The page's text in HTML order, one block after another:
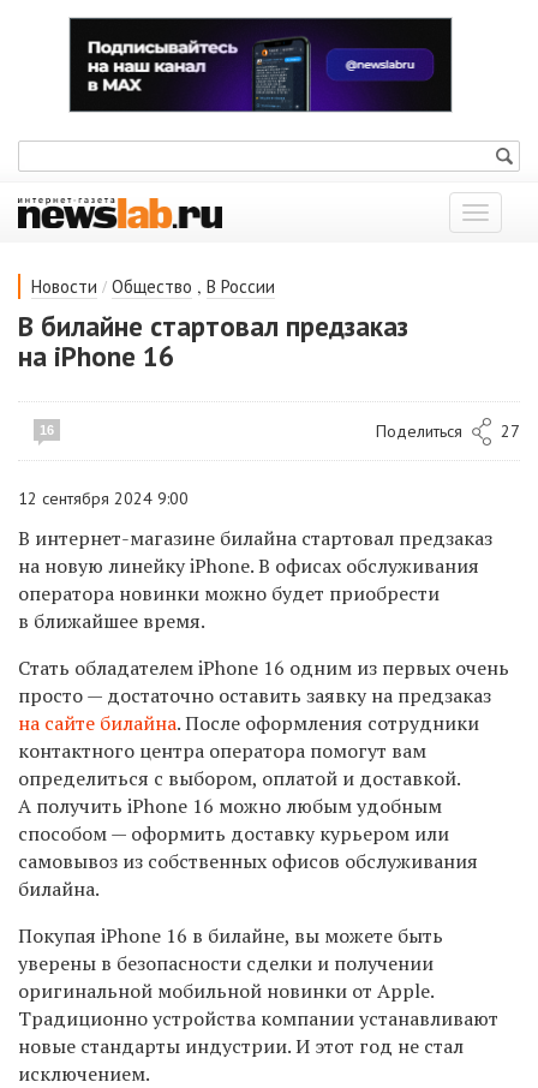
Показать
меню
Новости / Общество , В России
В билайне стартовал предзаказ
на iPhone 16
16 Поделиться 27
12 сентября 2024 9:00
В интернет-магазине билайна стартовал предзаказ
на новую линейкуiPhone.В офисах обслуживания
оператора новинки можно будет приобрести
в ближайшее время.
Стать обладателемiPhone 16 одним из первых очень
просто — достаточно оставить заявку на предзаказ
на сайте билайна.После оформления сотрудники
контактного центра оператора помогут вам
определиться с выбором, оплатой и доставкой.
А получить iPhone 16 можно любым удобным
способом — оформить доставку курьером или
самовывоз из собственных офисов обслуживания
билайна.
Покупая iPhone 16 в билайне, вы можете быть
уверены в безопасности сделки и получении
оригинальной мобильной новинки от Apple.
Традиционно устройства компании устанавливают
новые стандарты индустрии.И этот год не стал
исключением.